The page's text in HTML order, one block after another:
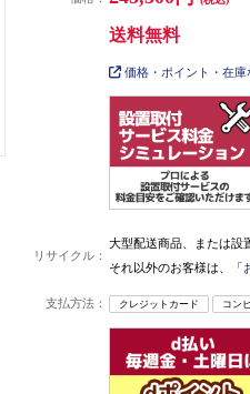
送料無料
価格・ポイント・在
リサイクル：
大型配送商品、または設
それ以外のお客様は、「
支払方法： クレジットカード コン